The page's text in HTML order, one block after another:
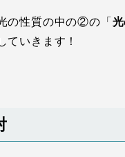
の性質の中の②の「
ていきます！